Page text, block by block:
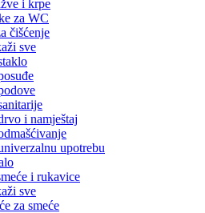
i krpe
za WC
čišćenje
sve
i namještaj
upotrebu
i rukavice
sve
za smeće